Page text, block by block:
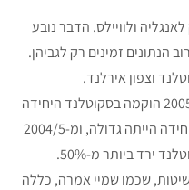
ולוויילס. הדבר נובע
הנתונים זמינים רק לגביהן.
וצפון אירלנד.
. ב-2005 הוקמה בסקוטלנד היחידה
להפחתת האלימות (VRU). הצלחת היחידה הייתה גדולה, ומ-2004/5
ועד 2016/17 מספר מקרי הרצח בסקוטלנד ירד ביותר מ-50%.
שכמו שמיי אמרה, כללה